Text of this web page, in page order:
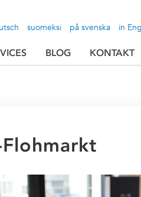
suomeksi på svenska in
BLOG KONTAKT